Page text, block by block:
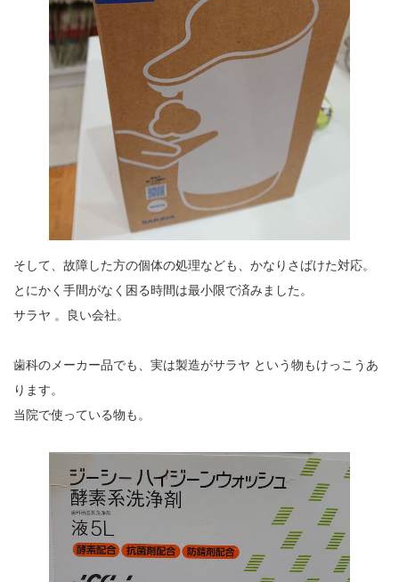
そして、故障した方の個体の処理なども、かなりさばけた対応。
とにかく手間がなく困る時間は最小限で済みました。
サラヤ 。良い会社。
歯科のメーカー品でも、実は製造がサラヤ という物もけっこうあ
ります。
当院で使っている物も。